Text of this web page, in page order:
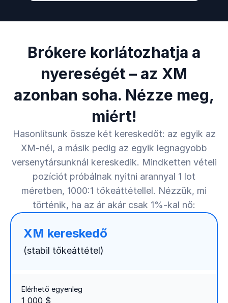
Brókere korlátozhatja a
nyereségét – az XM
azonban soha. Nézze meg,
miért!
Hasonlítsunk össze két kereskedőt: az egyik az
XM-nél, a másik pedig az egyik legnagyobb
versenytársunknál kereskedik. Mindketten vételi
pozíciót próbálnak nyitni arannyal 1 lot
méretben, 1000:1 tőkeáttétellel. Nézzük, mi
történik, ha az ár akár csak 1%-kal nő:
XM kereskedő
(stabil tőkeáttétel)
Elérhető egyenleg
1 000 $